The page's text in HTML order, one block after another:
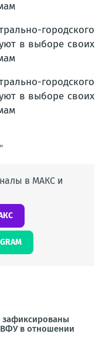
в МАКС и
зафиксированы
в отношении